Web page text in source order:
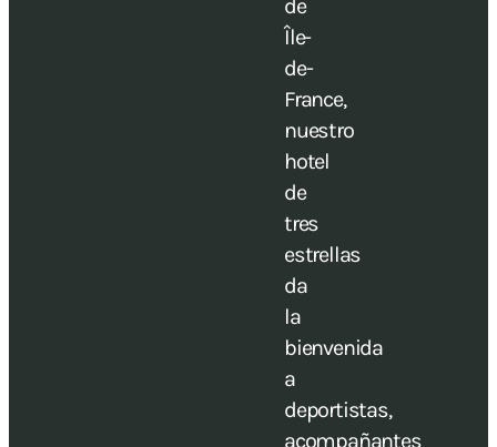
de
Île-
de-
France,
nuestro
hotel
de
tres
estrellas
da
la
bienvenida
a
deportistas,
acompañantes